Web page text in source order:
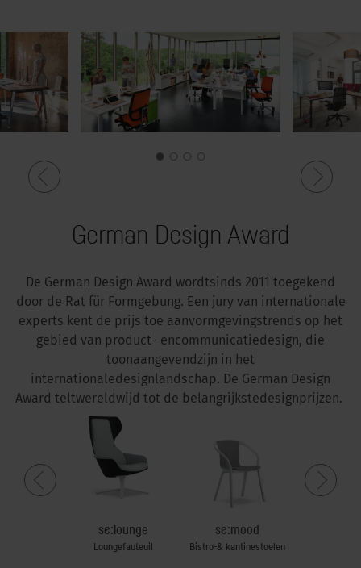
German Design Award
De German Design Award wordtsinds 2011 toegekend
door de Rat für Formgebung. Een jury van internationale
experts kent de prijs toe aanvormgevingstrends op het
gebied van product- encommunicatiedesign, die
toonaangevendzijn in het
internationaledesignlandschap. De German Design
Award teltwereldwijd tot de belangrijkstedesignprijzen.
se:lounge
Loungefauteuil
se:mood
Bistro-& kantinestoelen